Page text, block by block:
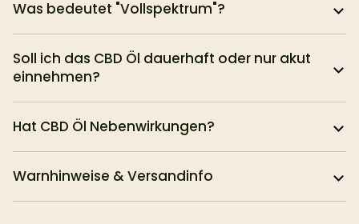
Was bedeutet "Vollspektrum"?
Soll ich das CBD Öl dauerhaft oder nur akut
einnehmen?
Hat CBD Öl Nebenwirkungen?
Warnhinweise & Versandinfo